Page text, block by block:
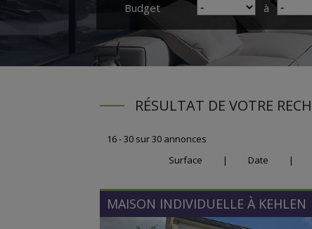
Budget à
RÉSULTAT DE VOTRE
16 - 30 sur 30 annonces
Surface
| Date |
MAISON INDIVIDUELLE À KEHLEN